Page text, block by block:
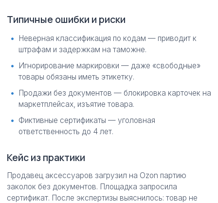
Типичные ошибки и риски
Неверная классификация по кодам — приводит к
штрафам и задержкам на таможне.
Игнорирование маркировки — даже «свободные»
товары обязаны иметь этикетку.
Продажи без документов — блокировка карточек на
маркетплейсах, изъятие товара.
Фиктивные сертификаты — уголовная
ответственность до 4 лет.
Кейс из практики
Продавец аксессуаров загрузил на Ozon партию
заколок без документов. Площадка запросила
сертификат. После экспертизы выяснилось: товар не